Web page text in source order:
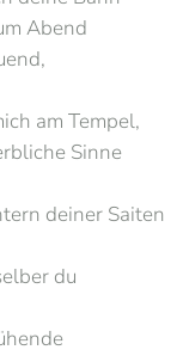
Abend
am Tempel,
Sinne
deiner Saiten
du